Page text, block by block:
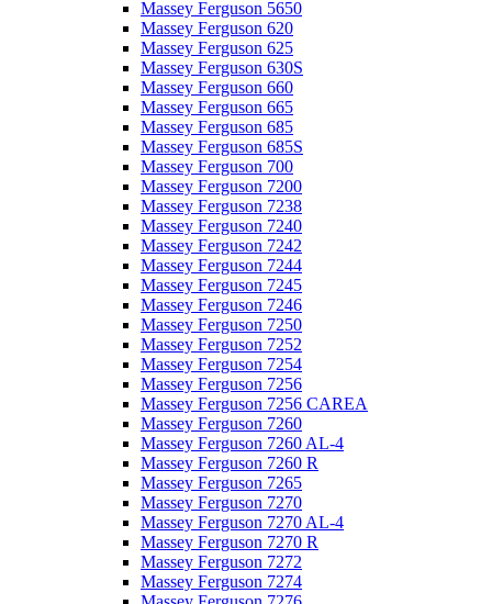
Massey Ferguson 5650
Massey Ferguson 620
Massey Ferguson 625
Massey Ferguson 630S
Massey Ferguson 660
Massey Ferguson 665
Massey Ferguson 685
Massey Ferguson 685S
Massey Ferguson 700
Massey Ferguson 7200
Massey Ferguson 7238
Massey Ferguson 7240
Massey Ferguson 7242
Massey Ferguson 7244
Massey Ferguson 7245
Massey Ferguson 7246
Massey Ferguson 7250
Massey Ferguson 7252
Massey Ferguson 7254
Massey Ferguson 7256
Massey Ferguson 7256 CAREA
Massey Ferguson 7260
Massey Ferguson 7260 AL-4
Massey Ferguson 7260 R
Massey Ferguson 7265
Massey Ferguson 7270
Massey Ferguson 7270 AL-4
Massey Ferguson 7270 R
Massey Ferguson 7272
Massey Ferguson 7274